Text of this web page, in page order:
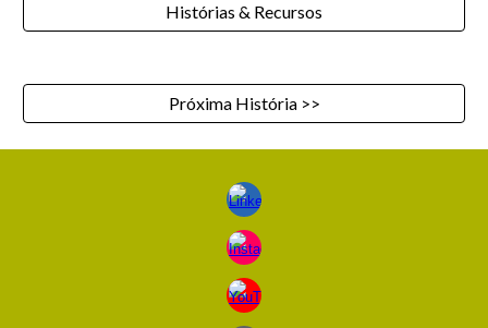
Histórias & Recursos
Próxima História >>